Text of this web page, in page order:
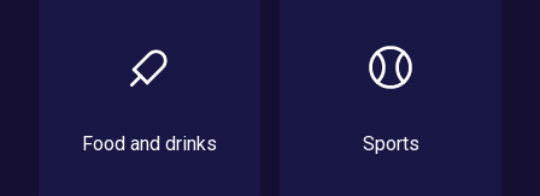
Food and drinks Sports